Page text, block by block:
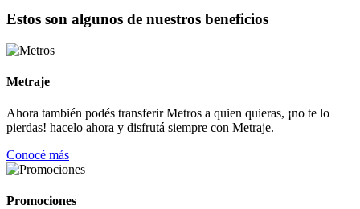
Estos son algunos de nuestros beneficios
Metraje
Ahora también podés transferir Metros a quien quieras, ¡no te lo
pierdas! hacelo ahora y disfrutá siempre con Metraje.
Conocé más
Promociones